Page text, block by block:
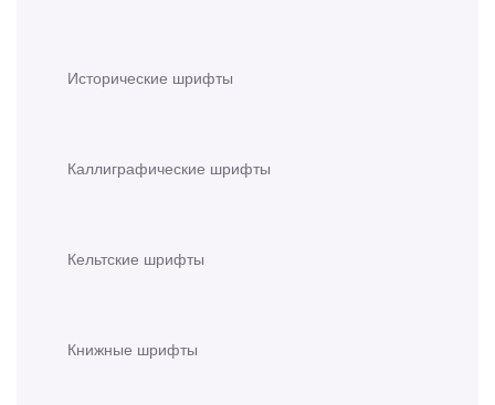
Исторические шрифты
Каллиграфические шрифты
Кельтские шрифты
Книжные шрифты